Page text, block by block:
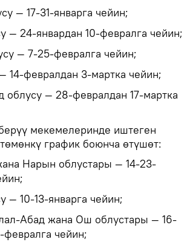
— 17-31-январга чейин;
— 24-январдан 10-февралга чейин;
— 7-25-февралга чейин;
14-февралдан 3-мартка чейин;
— 28-февралдан 17-мартка
мекемелеринде иштеген
график боюнча өтүшөт:
Нарын облустары — 14-23-
— 10-13-январга чейин;
Абад жана Ош облустары — 16-
февралга чейин;